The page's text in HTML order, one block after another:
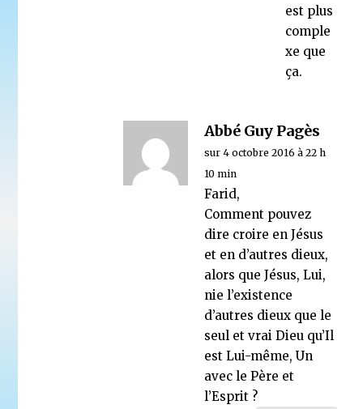
est plus
comple
xe que
ça.
Abbé Guy Pagès
sur 4 octobre 2016 à 22 h
10 min
Farid,
Comment pouvez
dire croire en Jésus
et en d’autres dieux,
alors que Jésus, Lui,
nie l’existence
d’autres dieux que le
seul et vrai Dieu qu’Il
est Lui-même, Un
avec le Père et
l’Esprit ?